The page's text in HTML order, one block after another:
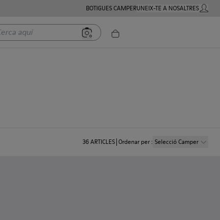
BOTIGUES CAMPERUNEIX-TE A NOSALTRES
aquí
36ARTICLES Ordenar per: Selecció Camper